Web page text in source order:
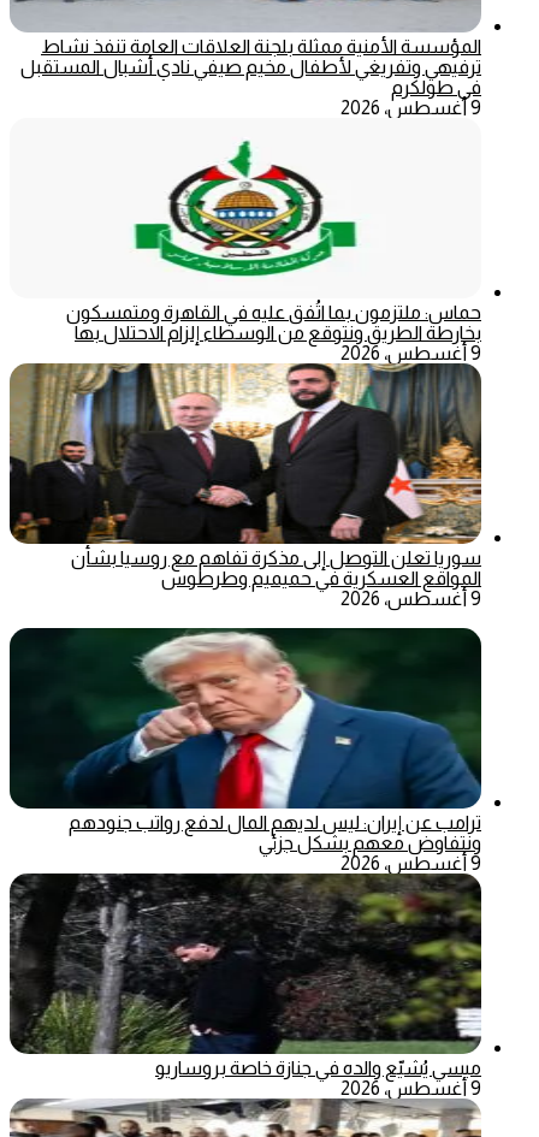
المؤسسة الأمنية ممثلة بلجنة العلاقات العامة تنفذ نشاط
ترفيهي وتفريغي لأطفال مخيم صيفي نادي أشبال المستقبل
في طولكرم
9 أغسطس، 2026
حماس: ملتزمون بما اتُفق عليه في القاهرة ومتمسكون
بخارطة الطريق ونتوقع من الوسطاء إلزام الاحتلال بها
9 أغسطس، 2026
سوريا تعلن التوصل إلى مذكرة تفاهم مع روسيا بشأن
المواقع العسكرية في حميميم وطرطوس
9 أغسطس، 2026
ترامب عن إيران: ليس لديهم المال لدفع رواتب جنودهم
ونتفاوض معهم بشكل جزئي
9 أغسطس، 2026
ميسي يُشيّع والده في جنازة خاصة بروساريو
9 أغسطس، 2026